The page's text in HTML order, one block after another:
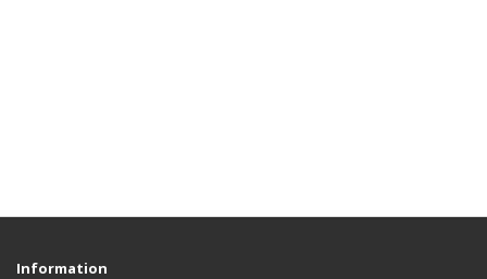
Information